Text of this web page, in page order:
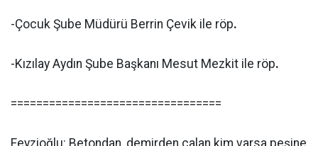
-Çocuk Şube Müdürü Berrin Çevik ile röp.
-Kızılay Aydın Şube Başkanı Mesut Mezkit ile röp.
=================================
Feyzioğlu: Betondan, demirden çalan kim varsa peşine